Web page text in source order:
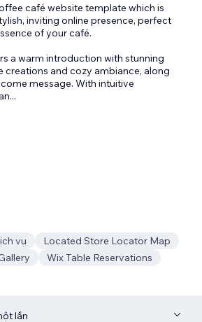
café website template which is
inviting online presence, perfect
of your café.
a warm introduction with stunning
creations and cozy ambiance, along
message. With intuitive
...
vụ
Located Store Locator Map
Wix Table Reservations
lần